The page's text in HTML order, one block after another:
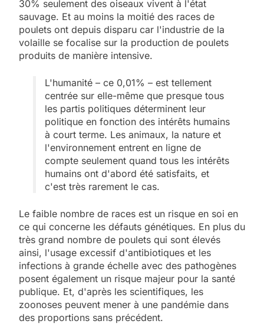
30% seulement des oiseaux vivent à l'état
sauvage. Et au moins la moitié des races de
poulets ont depuis disparu car l'industrie de la
volaille se focalise sur la production de poulets
produits de manière intensive.
L'humanité – ce 0,01% – est tellement
centrée sur elle-même que presque tous
les partis politiques déterminent leur
politique en fonction des intérêts humains
à court terme. Les animaux, la nature et
l'environnement entrent en ligne de
compte seulement quand tous les intérêts
humains ont d'abord été satisfaits, et
c'est très rarement le cas.
Le faible nombre de races est un risque en soi en
ce qui concerne les défauts génétiques. En plus du
très grand nombre de poulets qui sont élevés
ainsi, l'usage excessif d'antibiotiques et les
infections à grande échelle avec des pathogènes
posent également un risque majeur pour la santé
publique. Et, d'après les scientifiques, les
zoonoses peuvent mener à une pandémie dans
des proportions sans précédent.